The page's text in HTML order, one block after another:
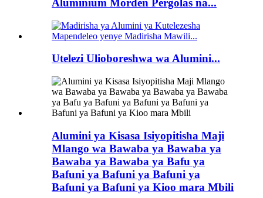
Aluminium Morden Pergolas na...
Utelezi Ulioboreshwa wa Alumini...
Alumini ya Kisasa Isiyopitisha Maji
Mlango wa Bawaba ya Bawaba ya
Bawaba ya Bawaba ya Bafu ya
Bafuni ya Bafuni ya Bafuni ya
Bafuni ya Bafuni ya Kioo mara Mbili